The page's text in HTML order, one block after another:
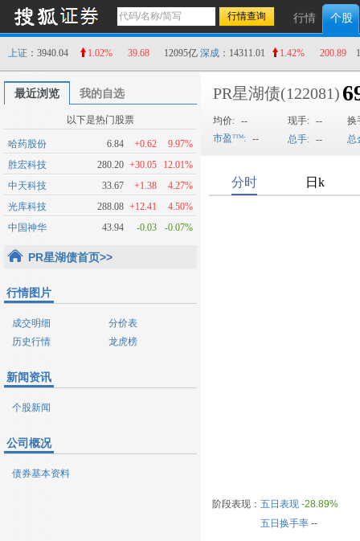
行情 个股
上证 ：3940.04 1.02% 39.68 12095亿 深成 ：14311.01 1.42% 200.89
最近浏览 我的自选
以下是热门股票
哈药股份 6.84 +0.62
9.97%
胜宏科技
280.20 +30.05
12.01%
中天科技
33.67 +1.38
4.27%
光库科技
288.08 +12.41
4.50%
中国神华
43.94 -0.03 -0.07%
PR星湖债首页>>
行情图片
成交明细
分价表
历史行情
龙虎榜
新闻资讯
个股新闻
公司概况
债券基本资料
PR星湖债(122081)
均价: -- 现手: --
换
市盈
: -- 总手: -- 总
阶段表现： 五日表现 -28.89%
五日换手率--